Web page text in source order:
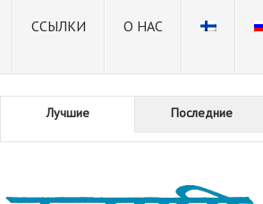
ССЫЛКИ О НАС
Лучшие Последние